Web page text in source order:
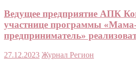
Ведущее предприятие АПК
участнице программы
предприниматель»
27.12.2023 Журнал Регион